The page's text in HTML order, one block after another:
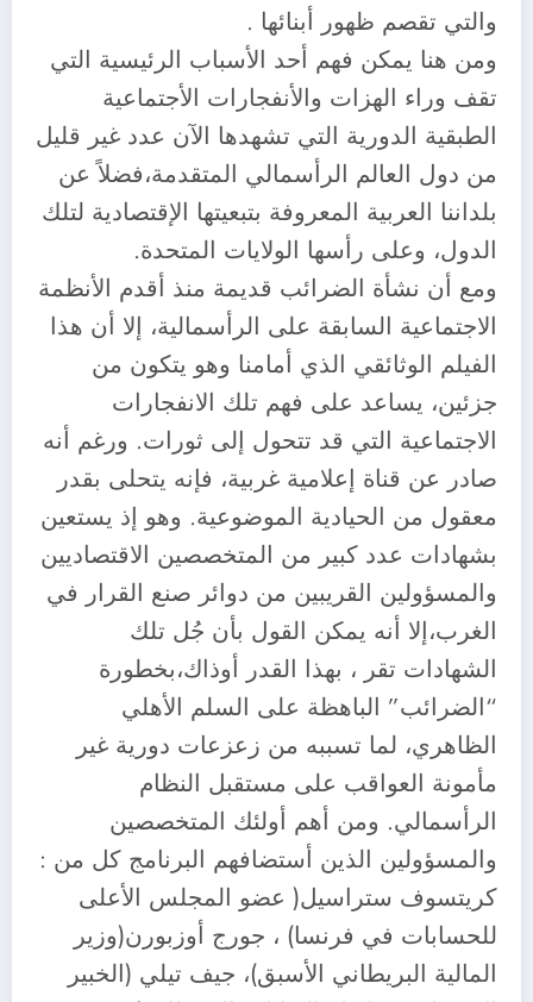
والتي تقصم ظهور أبنائها .
ومن هنا يمكن فهم أحد الأسباب الرئيسية التي
تقف وراء الهزات والأنفجارات الأجتماعية
الطبقية الدورية التي تشهدها الآن عدد غير قليل
من دول العالم الرأسمالي المتقدمة،فضلاً عن
بلداننا العربية المعروفة بتبعيتها الإقتصادية لتلك
الدول، وعلى رأسها الولايات المتحدة.
ومع أن نشأة الضرائب قديمة منذ أقدم الأنظمة
الاجتماعية السابقة على الرأسمالية، إلا أن هذا
الفيلم الوثائقي الذي أمامنا وهو يتكون من
جزئين، يساعد على فهم تلك الانفجارات
الاجتماعية التي قد تتحول إلى ثورات. ورغم أنه
صادر عن قناة إعلامية غربية، فإنه يتحلى بقدر
معقول من الحيادية الموضوعية. وهو إذ يستعين
بشهادات عدد كبير من المتخصصين الاقتصاديين
والمسؤولين القريبين من دوائر صنع القرار في
الغرب،إلا أنه يمكن القول بأن جُل تلك
الشهادات تقر ، بهذا القدر أوذاك،بخطورة
“الضرائب” الباهظة على السلم الأهلي
الظاهري، لما تسببه من زعزعات دورية غير
مأمونة العواقب على مستقبل النظام
الرأسمالي. ومن أهم أولئك المتخصصين
والمسؤولين الذين أستضافهم البرنامج كل من :
كريتسوف ستراسيل( عضو المجلس الأعلى
للحسابات في فرنسا) ، جورج أوزبورن(وزير
المالية البريطاني الأسبق)، جيف تيلي (الخبير